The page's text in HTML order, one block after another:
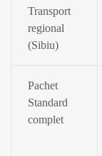
Transport
regional
(Sibiu)
Pachet
Standard
complet